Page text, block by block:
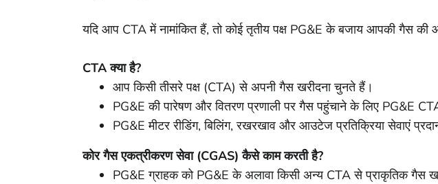
यदि आप CTA में नामांकित हैं, तो कोई तृतीय पक्ष PG&E के बजाय आपकी गैस की
CTA क्या है?
आप किसी तीसरे पक्ष (CTA) से अपनी गैस खरीदना चुनते हैं।
PG&E की पारेषण और वितरण प्रणाली पर गैस पहुंचाने के लिए PG&E
PG&E मीटर रीडिंग, बिलिंग, रखरखाव और आउटेज प्रतिक्रिया सेवाएं
कोर गैस एकत्रीकरण सेवा (CGAS) कैसे काम करती है?
PG&E ग्राहक को PG&E के अलावा किसी अन्य CTA से प्राकृतिक गैस